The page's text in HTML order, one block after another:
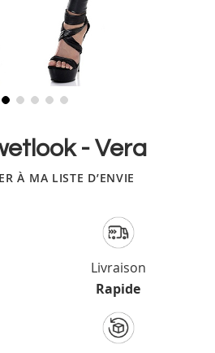
- Vera
À MA LISTE D’ENVIE
Livraison
Rapide